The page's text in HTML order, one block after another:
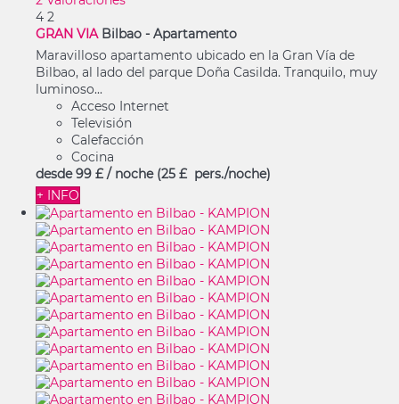
4 2
GRAN VIA Bilbao - Apartamento
Maravilloso apartamento ubicado en la Gran Vía de
Bilbao, al lado del parque Doña Casilda. Tranquilo, muy
luminoso...
Acceso Internet
Televisión
Calefacción
Cocina
desde 99 £ / noche (25 £ pers./noche)
+ INFO